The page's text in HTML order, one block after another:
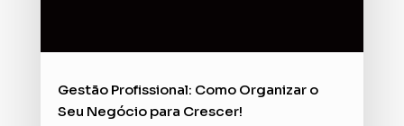
Gestão Profissional: Como Organizar o
Seu Negócio para Crescer!